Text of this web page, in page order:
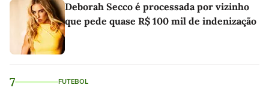
Deborah Secco é processada por vizinho
que pede quase R$ 100 mil de indenização
7 FUTEBOL